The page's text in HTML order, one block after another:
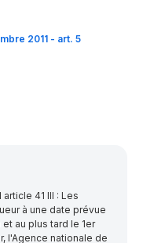
2011 - art. 5
41 III : Les
à une date prévue
au plus tard le 1er
l'Agence nationale de